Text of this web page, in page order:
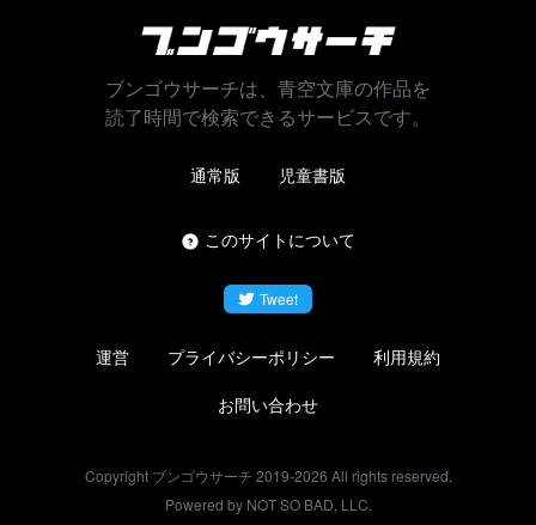
ブンゴウサーチは、青空文庫の作品を
読了時間で検索できるサービスです。
通常版 児童書版
このサイトについて
Tweet
運営 プライバシーポリシー
利用規約
お問い合わせ
Copyright ブンゴウサーチ 2019-2026 All rights reserved.
Powered by NOT SO BAD, LLC.